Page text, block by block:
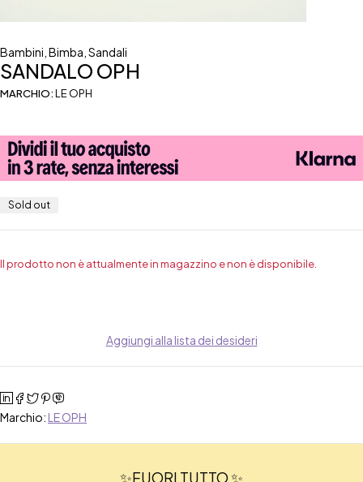
Bambini Bimba Sandali
SANDALO OPH
MARCHIO:LE OPH
Sold out
Il prodotto non è attualmente in magazzino e non è disponibile.
Aggiungi alla lista dei desideri
Marchio: LE OPH
✨FUORI TUTTO ✨